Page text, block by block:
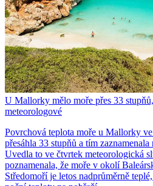
U Mallorky mělo moře přes 33
meteorologové
Povrchová teplota moře u Mallorky
přesáhla 33 stupňů a tím
Uvedla to ve čtvrtek meteorologická
poznamenala, že moře v okolí
Středomoří je letos nadprůměrně